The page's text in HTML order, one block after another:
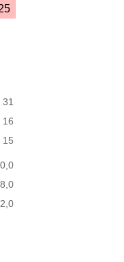
31
16
15